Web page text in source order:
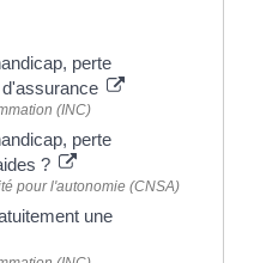
perte
(INC)
perte
?
pour l'autonomie (CNSA)
une